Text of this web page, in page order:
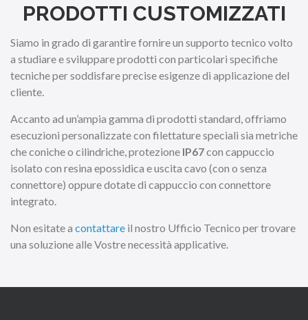
PRODOTTI CUSTOMIZZATI
Siamo in grado di garantire fornire un supporto tecnico volto
a studiare e sviluppare prodotti con particolari specifiche
tecniche per soddisfare precise esigenze di applicazione del
cliente.
Accanto ad un’ampia gamma di prodotti standard, offriamo
esecuzioni personalizzate con filettature speciali sia metriche
che coniche o cilindriche, protezione IP67con cappuccio
isolato con resina epossidica e uscita cavo (con o senza
connettore) oppure dotate di cappuccio con connettore
integrato.
Non esitate a contattare il nostro Ufficio Tecnico per trovare
una soluzione alle Vostre necessità applicative.